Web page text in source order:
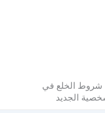
شروط الخلع في
الجديد